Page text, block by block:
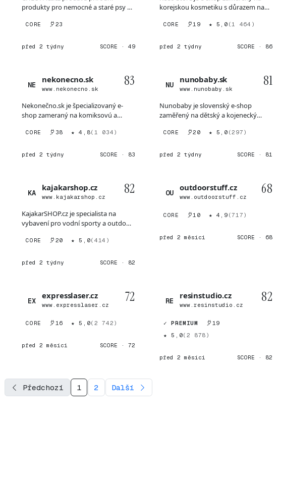
produkty pro nemocné a staré psy a
CORE 23
před 2 týdny SCORE · 49
korejskou kosmetiku s důrazem na
CORE 19 ★ 5,0 (1 464)
před 2 týdny SCORE · 86
NE
nekonecno.sk
www.nekonecno.sk
83
Nekonečno.sk je špecializovaný e-
shop zameraný na komiksovú a
CORE 38 ★ 4,8(1 034)
před 2 týdny SCORE · 83
NU
nunobaby.sk
www.nunobaby.sk
81
Nunobaby je slovenský e-shop
zaměřený na dětský a kojenecký
CORE 20 ★ 5,0 (297)
před 2 týdny SCORE · 81
KA
kajakarshop.cz
www.kajakarshop.cz
82
KajakarSHOP.cz je specialista na
vybavení pro vodní sporty a outdoor,
CORE 20 ★ 5,0(414)
před 2 týdny SCORE · 82
OU
outdoorstuff.cz
www.outdoorstuff.cz
68
CORE 10 ★ 4,9 (717)
před 2 měsíci SCORE · 68
EX
expresslaser.cz
www.expresslaser.cz
72
CORE 16 ★ 5,0(2 742)
před 2 měsíci SCORE · 72
RE
resinstudio.cz
www.resinstudio.cz
82
✓ PREMIUM
19
★ 5,0(2 878)
před 2 měsíci SCORE · 82
Předchozí 1 2 Další